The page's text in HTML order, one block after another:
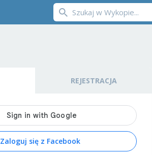
REJESTRACJA
Zaloguj się z Facebook